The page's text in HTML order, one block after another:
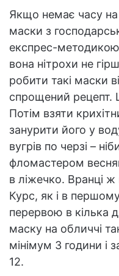
Якщо немає часу на
маски з
експрес-
вона нітрохи не
робити такі маски
спрощений рецепт.
Потім взяти
занурити його у
вугрів по черзі –
фломастером
в ліжечко. Вранці
Курс, як і в
перервою в кілька
маску на обличчі
мінімум 3 години і
12.